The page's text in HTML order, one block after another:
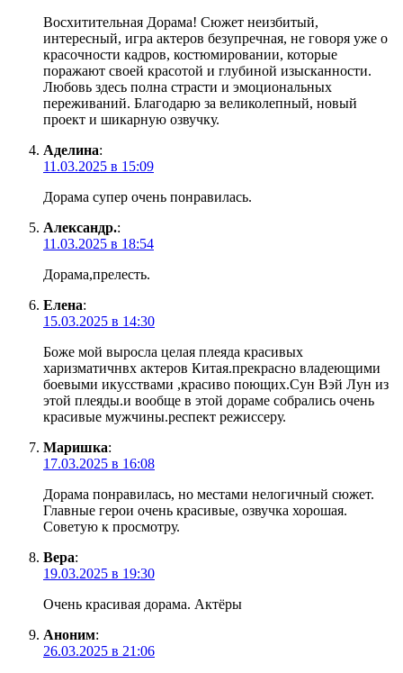
Восхитительная Дорама! Сюжет неизбитый,
интересный, игра актеров безупречная, не говоря уже о
красочности кадров, костюмировании, которые
поражают своей красотой и глубиной изысканности.
Любовь здесь полна страсти и эмоциональных
переживаний. Благодарю за великолепный, новый
проект и шикарную озвучку.
Аделина:
11.03.2025 в 15:09
Дорама супер очень понравилась.
Александр.:
11.03.2025 в 18:54
Дорама,прелесть.
Елена:
15.03.2025 в 14:30
Боже мой выросла целая плеяда красивых
харизматичнвх актеров Китая.прекрасно владеющими
боевыми икусствами ,красиво поющих.Сун Вэй Лун из
этой плеяды.и вообще в этой дораме собрались очень
красивые мужчины.респект режиссеру.
Маришка:
17.03.2025 в 16:08
Дорама понравилась, но местами нелогичный сюжет.
Главные герои очень красивые, озвучка хорошая.
Советую к просмотру.
Вера:
19.03.2025 в 19:30
Очень красивая дорама. Актёры
Аноним:
26.03.2025 в 21:06